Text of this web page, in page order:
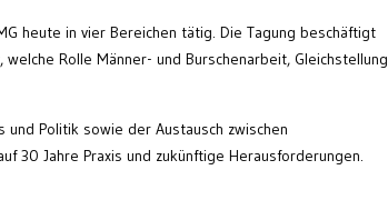
heute in vier Bereichen tätig. Die Tagung beschäftigt
Rolle Männer- und Burschenarbeit, Gleichstellung
Politik sowie der Austausch zwischen
30 Jahre Praxis und zukünftige Herausforderungen.